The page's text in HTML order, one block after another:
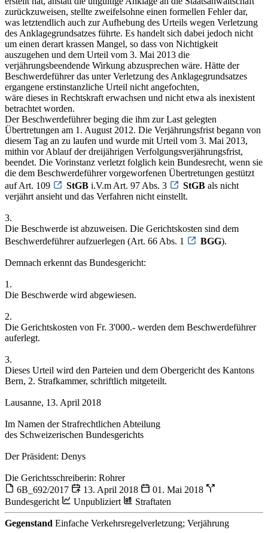
zurückzuweisen, stellte zweifelsohne einen formellen Fehler dar,
was letztendlich auch zur Aufhebung des Urteils wegen Verletzung
des Anklagegrundsatzes führte. Es handelt sich dabei jedoch nicht
um einen derart krassen Mangel, so dass von Nichtigkeit
auszugehen und dem Urteil vom 3. Mai 2013 die
verjährungsbeendende Wirkung abzusprechen wäre. Hätte der
Beschwerdeführer das unter Verletzung des Anklagegrundsatzes
ergangene erstinstanzliche Urteil nicht angefochten,
wäre dieses in Rechtskraft erwachsen und nicht etwa als inexistent
betrachtet worden.
Der Beschwerdeführer beging die ihm zur Last gelegten
Übertretungen am 1. August 2012. Die Verjährungsfrist begann von
diesem Tag an zu laufen und wurde mit Urteil vom 3. Mai 2013,
mithin vor Ablauf der dreijährigen Verfolgungsverjährungsfrist,
beendet. Die Vorinstanz verletzt folglich kein Bundesrecht, wenn sie
die dem Beschwerdeführer vorgeworfenen Übertretungen gestützt
auf Art. 109
StGB i.V.m Art. 97 Abs. 3 StGB als nicht
verjährt ansieht und das Verfahren nicht einstellt.
3.
Die Beschwerde ist abzuweisen. Die Gerichtskosten sind dem
Beschwerdeführer aufzuerlegen (Art. 66 Abs. 1
BGG).
Demnach erkennt das Bundesgericht:
1.
Die Beschwerde wird abgewiesen.
2.
Die Gerichtskosten von Fr. 3'000.- werden dem Beschwerdeführer
auferlegt.
3.
Dieses Urteil wird den Parteien und dem Obergericht des Kantons
Bern, 2. Strafkammer, schriftlich mitgeteilt.
Lausanne, 13. April 2018
Im Namen der Strafrechtlichen Abteilung
des Schweizerischen Bundesgerichts
Der Präsident: Denys
Die Gerichtsschreiberin: Rohrer
6B_692/2017
13. April 2018
01. Mai 2018
Bundesgericht
Unpubliziert Straftaten
Gegenstand Einfache Verkehrsregelverletzung; Verjährung